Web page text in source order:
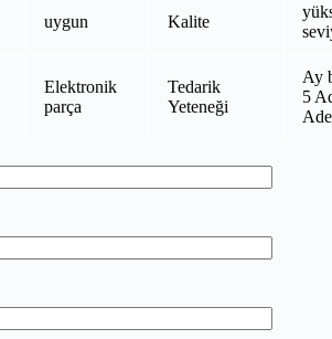
uygun Kalite
Elektronik
parça
Tedarik
Yeteneği
Ay
5